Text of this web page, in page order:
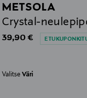
METSOLA
Crystal-
Original Price
39,90 €
ValitseVäri